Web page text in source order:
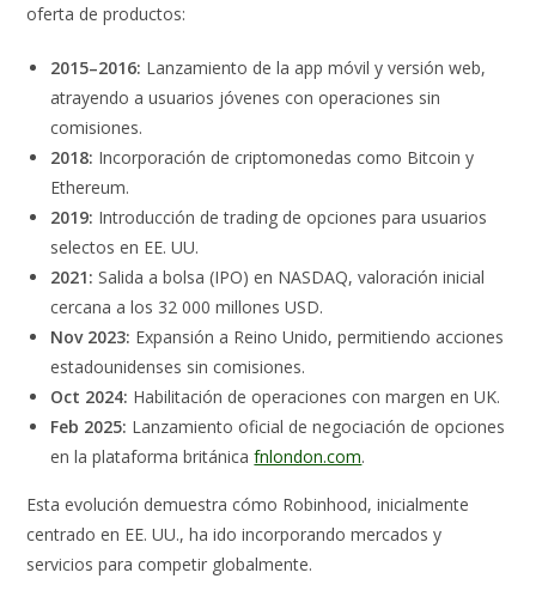
oferta de productos:
2015–2016: Lanzamiento de la app móvil y versión web,
atrayendo a usuarios jóvenes con operaciones sin
comisiones.
2018: Incorporación de criptomonedas como Bitcoin y
Ethereum.
2019: Introducción de trading de opciones para usuarios
selectos en EE. UU.
2021: Salida a bolsa (IPO) en NASDAQ, valoración inicial
cercana a los 32 000 millones USD.
Nov 2023: Expansión a Reino Unido, permitiendo acciones
estadounidenses sin comisiones.
Oct 2024: Habilitación de operaciones con margen en UK.
Feb 2025: Lanzamiento oficial de negociación de opciones
en la plataforma británicafnlondon.com.
Esta evolución demuestra cómo Robinhood, inicialmente
centrado en EE. UU., ha ido incorporando mercados y
servicios para competir globalmente.